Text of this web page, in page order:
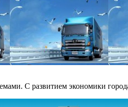
С развитием экономики